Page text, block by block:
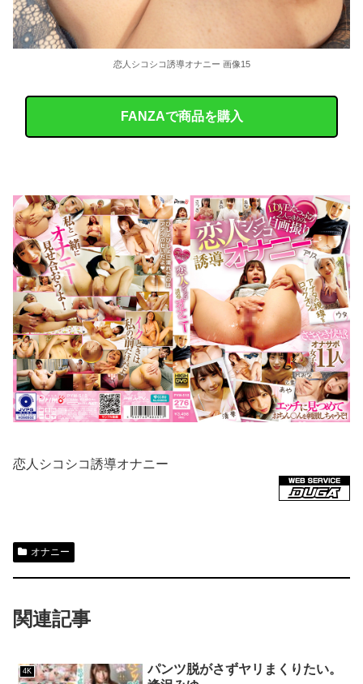
恋人シコシコ誘導オナニー 画像15
FANZAで商品を購入
恋人シコシコ誘導オナニー
オナニー
関連記事
4K
パンツ脱がさずヤリまくりたい。